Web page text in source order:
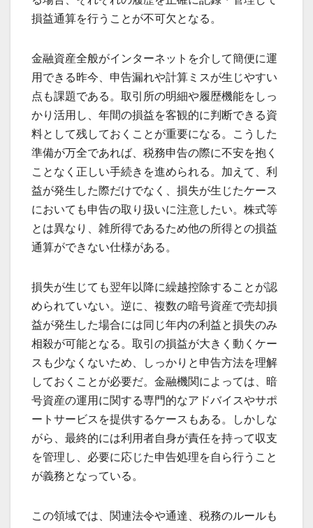
損益通算を行うことが不可欠となる。
金融資産全般がインターネットを介して簡便に運
用できる昨今、申告漏れや計算ミスが生じやすい
点も課題である。取引所の明細や履歴機能をしっ
かり活用し、年間の損益を客観的に判断できる資
料として残しておくことが重要になる。こうした
準備が万全であれば、税務申告の際に不安を抱く
ことなく正しい手続きを進められる。加えて、利
益が発生した際だけでなく、損失が生じたケース
においても申告の取り扱いに注意したい。株式等
とは異なり、雑所得であるため他の所得との損益
通算ができない仕様がある。
損失が生じても翌年以降に繰越控除することが認
められていない。逆に、複数の暗号資産で売却損
益が発生した場合には同じ年内の利益と損失のみ
相殺が可能となる。取引の損益が大きく動くケー
スも少なくないため、しっかりと申告方法を理解
しておくことが必要だ。金融機関によっては、暗
号資産の運用に関する専門的なアドバイスやサポ
ートサービスを提供するケースもある。しかしな
がら、最終的には利用者自身が責任を持って収支
を管理し、必要に応じた申告処理を自ら行うこと
が義務となっている。
この領域では、関連法令や通達、税務のルールも